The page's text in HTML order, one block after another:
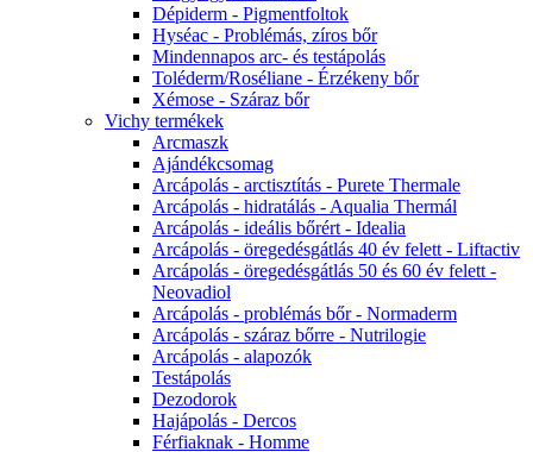
Dépiderm - Pigmentfoltok
Hyséac - Problémás, zíros bőr
Mindennapos arc- és testápolás
Toléderm/Roséliane - Érzékeny bőr
Xémose - Száraz bőr
Vichy termékek
Arcmaszk
Ajándékcsomag
Arcápolás - arctisztítás - Purete Thermale
Arcápolás - hidratálás - Aqualia Thermál
Arcápolás - ideális bőrért - Idealia
Arcápolás - öregedésgátlás 40 év felett - Liftactiv
Arcápolás - öregedésgátlás 50 és 60 év felett -
Neovadiol
Arcápolás - problémás bőr - Normaderm
Arcápolás - száraz bőrre - Nutrilogie
Arcápolás - alapozók
Testápolás
Dezodorok
Hajápolás - Dercos
Férfiaknak - Homme